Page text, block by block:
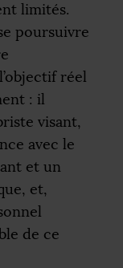
limités.
poursuivre
réel
: il
visant,
avec le
et un
et,
de ce